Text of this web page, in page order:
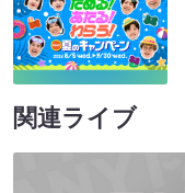
関連ライブ